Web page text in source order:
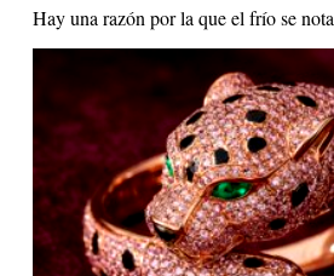
Hay una razón por la que el frío se